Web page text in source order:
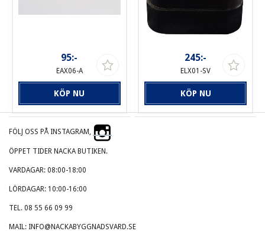
95:-
EAX06-A
KÖP NU
245:-
ELX01-SV
KÖP NU
FÖLJ OSS PÅ INSTAGRAM,
ÖPPET TIDER NACKA BUTIKEN.
VARDAGAR: 08:00-18:00
LÖRDAGAR: 10:00-16:00
TEL. 08 55 66 09 99
MAIL: INFO@NACKABYGGNADSVARD.SE